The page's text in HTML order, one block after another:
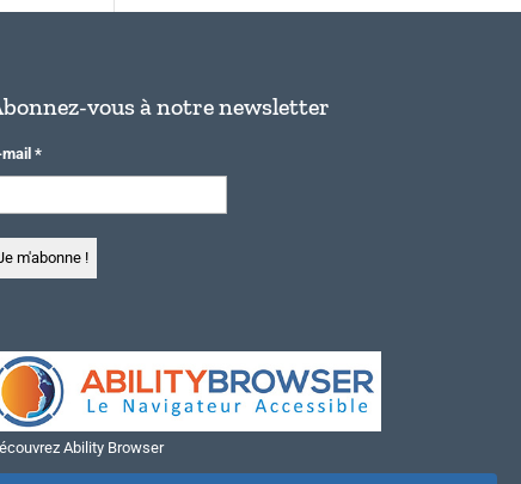
vous à notre newsletter
*
Ability Browser